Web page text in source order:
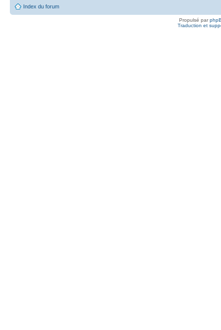
Index du forum
Propulsé par
Traduction et